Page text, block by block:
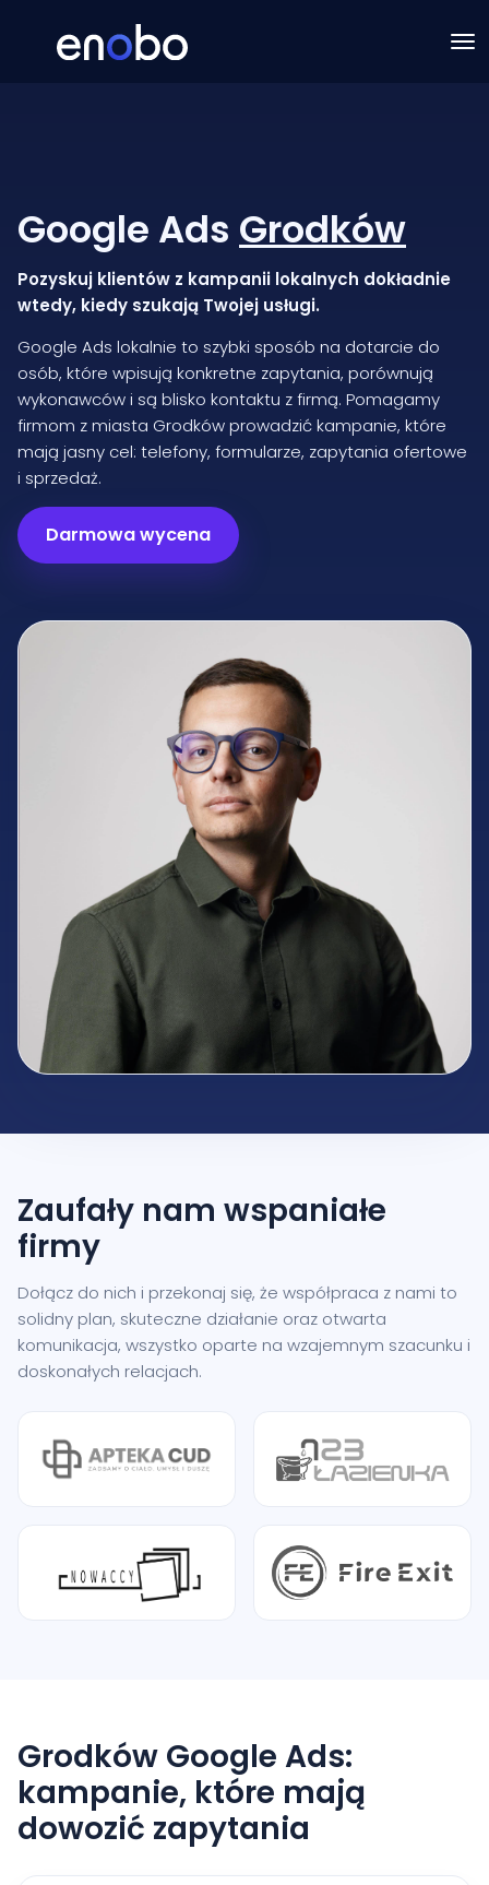
Google Ads Grodków
Pozyskuj klientów z kampanii lokalnych dokładnie
wtedy, kiedy szukają Twojej usługi.
Google Ads lokalnie to szybki sposób na dotarcie do
osób, które wpisują konkretne zapytania, porównują
wykonawców i są blisko kontaktu z firmą. Pomagamy
firmom z miasta Grodków prowadzić kampanie, które
mają jasny cel: telefony, formularze, zapytania ofertowe
i sprzedaż.
Darmowa wycena
Zaufały nam wspaniałe
firmy
Dołącz do nich i przekonaj się, że współpraca z nami to
solidny plan, skuteczne działanie oraz otwarta
komunikacja, wszystko oparte na wzajemnym szacunku i
doskonałych relacjach.
Grodków Google Ads:
kampanie, które mają
dowozić zapytania